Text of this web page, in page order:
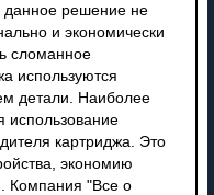
данное решение не
и экономически
сломанное
используются
детали. Наиболее
картриджа. Это
экономию
Компания "Все о